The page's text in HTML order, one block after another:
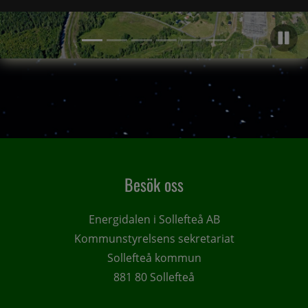
Artikel 1, (Aktuell artikel)
Artikel 2,Artikel 3,Artikel 4,Artikel 5,Artikel 6,
Artikel 1 of 6, atNorth tar nästa steg för AI-etablering i
Besök oss
Energidalen i Sollefteå AB
Kommunstyrelsens sekretariat
Sollefteå kommun
881 80 Sollefteå